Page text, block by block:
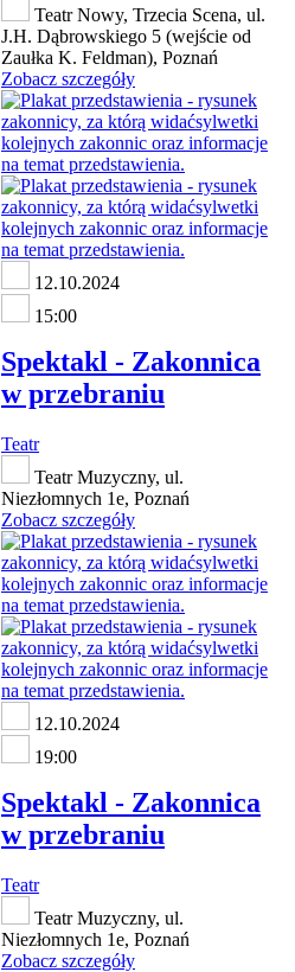
Teatr Nowy, Trzecia Scena, ul.
J.H. Dąbrowskiego 5 (wejście od
Zaułka K. Feldman), Poznań
Zobacz szczegóły
12.10.2024
15:00
Spektakl - Zakonnica
w przebraniu
Teatr
Teatr Muzyczny, ul.
Niezłomnych 1e, Poznań
Zobacz szczegóły
12.10.2024
19:00
Spektakl - Zakonnica
w przebraniu
Teatr
Teatr Muzyczny, ul.
Niezłomnych 1e, Poznań
Zobacz szczegóły